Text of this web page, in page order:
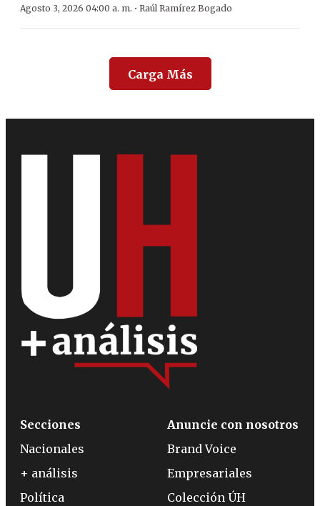
Agosto 3, 2026 04:00 a. m. · Raúl Ramírez Bogado
Carga Más
Secciones
Nacionales
+ análisis
Política
Anuncie con nosotros
Brand Voice
Empresariales
Colección ÚH